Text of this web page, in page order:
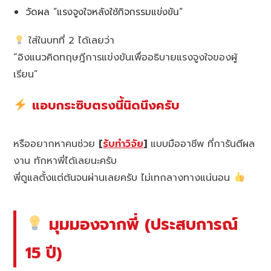
วัดผล “แรงจูงใจหลังใช้กิจกรรมแข่งขัน”
ใส่ในบทที่ 2 ได้เลยว่า
“อิงแนวคิดทฤษฎีการแข่งขันเพื่ออธิบายแรงจูงใจของผู้
เรียน”
แอบกระซิบตรงนี้นิดนึงครับ
หรืออยากหาคนช่วย [รับทำวิจัย] แบบมืออาชีพ ที่การันตีผล
งาน ทักหาพี่ได้เลยนะครับ
พี่ดูแลตั้งแต่ต้นจนผ่านเลยครับ ไม่เทกลางทางแน่นอน
มุมมองจากพี่ (ประสบการณ์
15 ปี)